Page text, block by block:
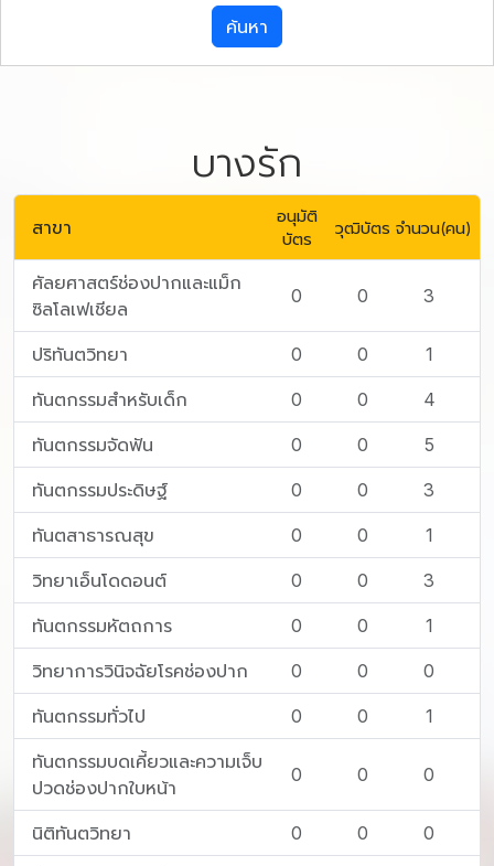
ค้นหา
บางรัก
สาขา
อนุมัติ
บัตร
วุฒิบัตร จำนวน(คน)
ศัลยศาสตร์ช่องปากและแม็ก
ซิลโลเฟเชียล
0 0 3
ปริทันตวิทยา 0 0 1
ทันตกรรมสำหรับเด็ก 0 0 4
ทันตกรรมจัดฟัน 0 0 5
ทันตกรรมประดิษฐ์ 0 0 3
ทันตสาธารณสุข 0 0 1
วิทยาเอ็นโดดอนต์ 0 0 3
ทันตกรรมหัตถการ 0 0 1
วิทยาการวินิจฉัยโรคช่องปาก 0 0 0
ทันตกรรมทั่วไป 0 0 1
ทันตกรรมบดเคี้ยวและความเจ็บ
ปวดช่องปากใบหน้า
0 0 0
นิติทันตวิทยา 0 0 0